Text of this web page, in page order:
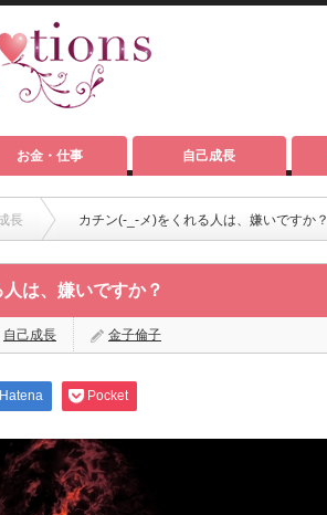
お金・仕事 自己成長
長 カチン(-_-メ)をくれる人は、嫌いですか？
は、嫌いですか？
自己成長 金子倫子
Hatena Pocket